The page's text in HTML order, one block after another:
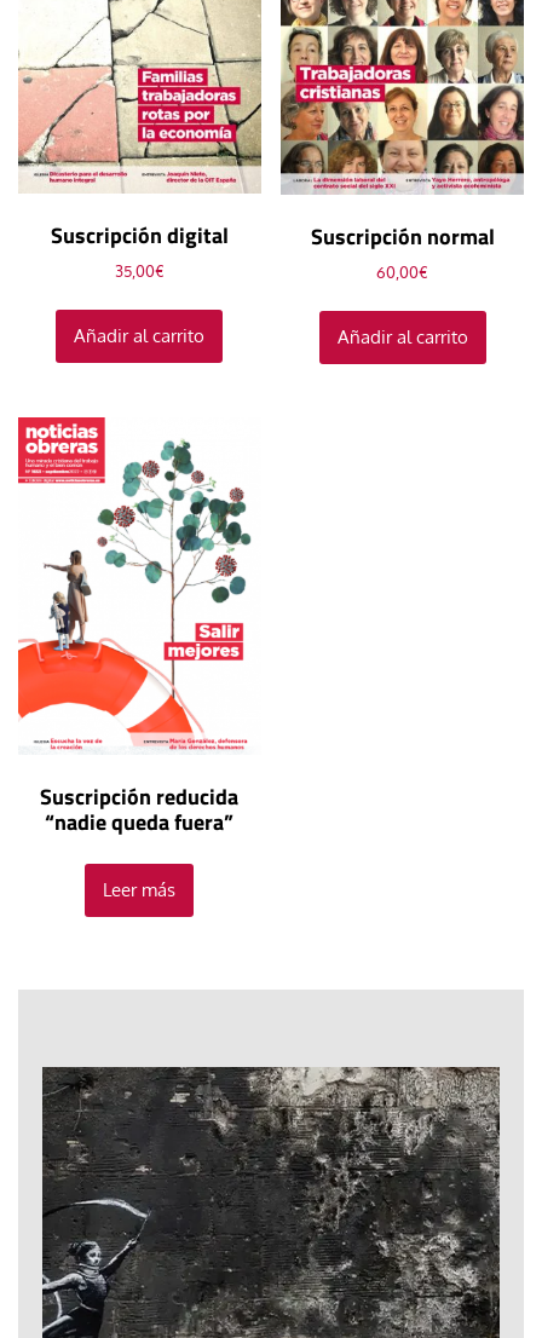
Suscripción digital
35,00€
Añadir al carrito
Suscripción normal
60,00€
Añadir al carrito
Suscripción reducida
“nadie queda fuera”
Leer más